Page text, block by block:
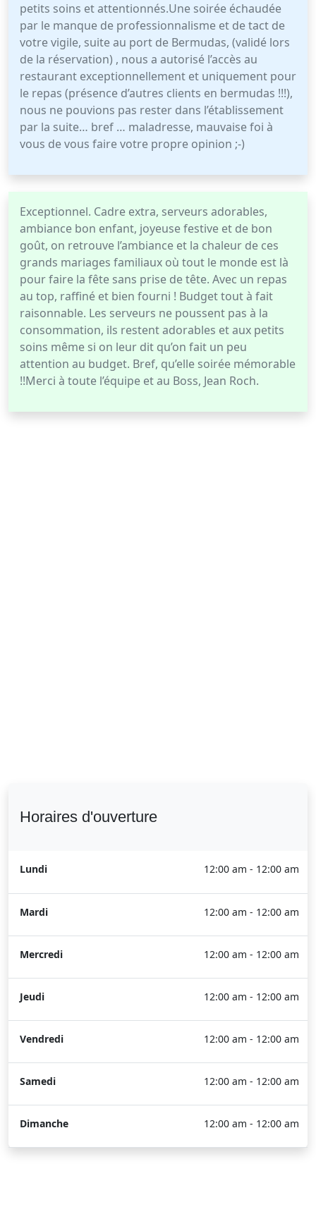
petits soins et attentionnés.Une soirée échaudée
par le manque de professionnalisme et de tact de
votre vigile, suite au port de Bermudas, (validé lors
de la réservation) , nous a autorisé l’accès au
restaurant exceptionnellement et uniquement pour
le repas (présence d’autres clients en bermudas !!!),
nous ne pouvions pas rester dans l’établissement
par la suite… bref … maladresse, mauvaise foi à
vous de vous faire votre propre opinion ;-)
Exceptionnel. Cadre extra, serveurs adorables,
ambiance bon enfant, joyeuse festive et de bon
goût, on retrouve l’ambiance et la chaleur de ces
grands mariages familiaux où tout le monde est là
pour faire la fête sans prise de tête. Avec un repas
au top, raffiné et bien fourni ! Budget tout à fait
raisonnable. Les serveurs ne poussent pas à la
consommation, ils restent adorables et aux petits
soins même si on leur dit qu’on fait un peu
attention au budget. Bref, qu’elle soirée mémorable
!!Merci à toute l’équipe et au Boss, Jean Roch.
Horaires d'ouverture
Lundi 12:00 am - 12:00 am
Mardi 12:00 am - 12:00 am
Mercredi 12:00 am - 12:00 am
Jeudi 12:00 am - 12:00 am
Vendredi 12:00 am - 12:00 am
Samedi 12:00 am - 12:00 am
Dimanche 12:00 am - 12:00 am